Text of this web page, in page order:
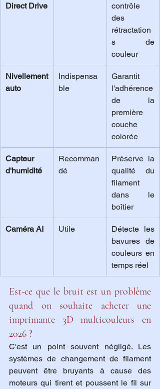
Direct Drive
contrôle
des
rétractation
s de
couleur
Nivellement
auto
Indispensa
ble
Garantit
l'adhérence
de la
première
couche
colorée
Capteur
d'humidité
Recomman
dé
Préserve la
qualité du
filament
dans le
boîtier
Caméra AI Utile
Détecte les
bavures de
couleurs en
temps réel
Est-ce que le bruit est un problème
quand on souhaite acheter une
imprimante 3D multicouleurs en
2026 ?
C'est un point souvent négligé. Les
systèmes de changement de filament
peuvent être bruyants à cause des
moteurs qui tirent et poussent le fil sur